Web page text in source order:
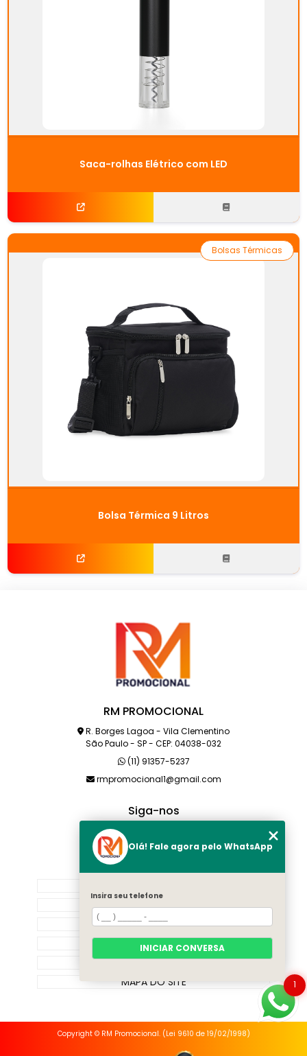
Saca-rolhas Elétrico com LED
Bolsa Térmica 9 Litros
Bolsas Térmicas
RM PROMOCIONAL
R. Borges Lagoa - Vila Clementino
São Paulo - SP - CEP: 04038-032
(11) 91357-5237
rmpromocional1@gmail.com
Siga-nos
SOBRE NÓS
PRODUTOS
CATEGORIAS
CONTATO
MAPA DO SITE
Copyright © RM Promocional. (Lei 9610 de 19/02/1998)
1
Olá! Fale agora pelo WhatsApp
Insira seu telefone
INICIAR CONVERSA